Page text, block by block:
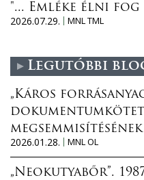
"... Emléke élni
2026.07.29.
MNL TML
Legutóbbi
„Káros
dokumentumkötet
2026.01.28.
MNL OL
„Neokutyabőr”.